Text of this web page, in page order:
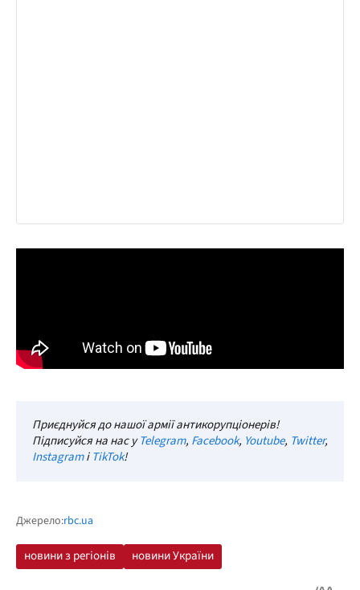
Приєднуйся до нашої армії антикорупціонерів!
Підписуйся на нас уTelegram, Facebook, Youtube, Twitter,
InstagramіTikTok!
Джерело:rbc.ua
новини з регіонів новини України